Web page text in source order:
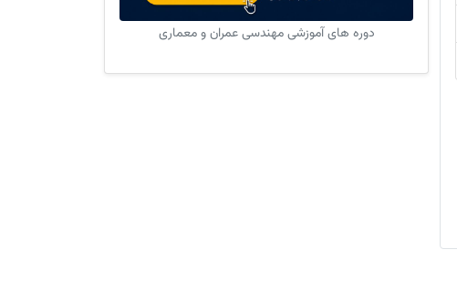
دوره های آموزشی مهندسی عمران و معماری